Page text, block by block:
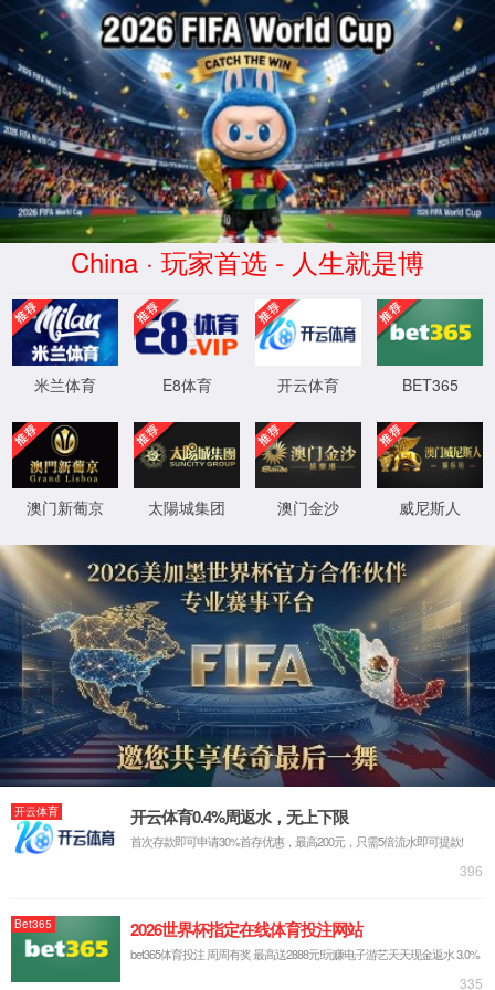
yd222云顶线路检测
404你访问的页面找不回来了
你访问的页面找不回来了，但是我们可以一起寻找失踪宝贝
XYHCMS [ 2026-08-08 14:22:46 ]
XML 地图